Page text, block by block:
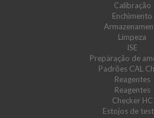
Calibração
Enchimento
Limpeza
ISE
Preparação de
Padrões CAL
Reagentes
Reagentes
Checker HC
Estojos de